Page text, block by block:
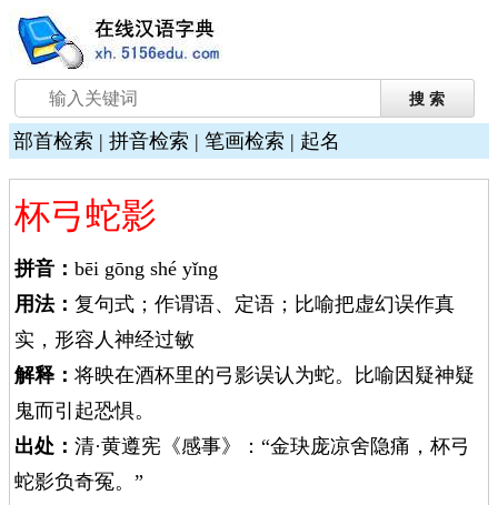
部首检索 | 拼音检索 | 笔画检索 | 起名
杯弓蛇影
拼音： bēi gōng shé yǐng
用法： 复句式；作谓语、定语；比喻把虚幻误作真
实，形容人神经过敏
解释： 将映在酒杯里的弓影误认为蛇。比喻因疑神疑
鬼而引起恐惧。
出处： 清·黄遵宪《感事》：“金玦庞凉舍隐痛，杯弓
蛇影负奇冤。”